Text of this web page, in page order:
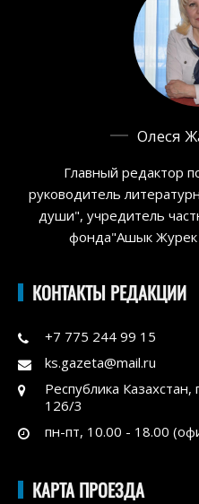
Олеся
Главный редактор
руководитель
души", учредитель
фонда"Ашык
КОНТАКТЫ РЕДАКЦИИ
+7 775 244 99 15
ks.gazeta@mail.ru
Республика
126/3
пн-пт, 10.00 - 18.00
КАРТА ПРОЕЗДА